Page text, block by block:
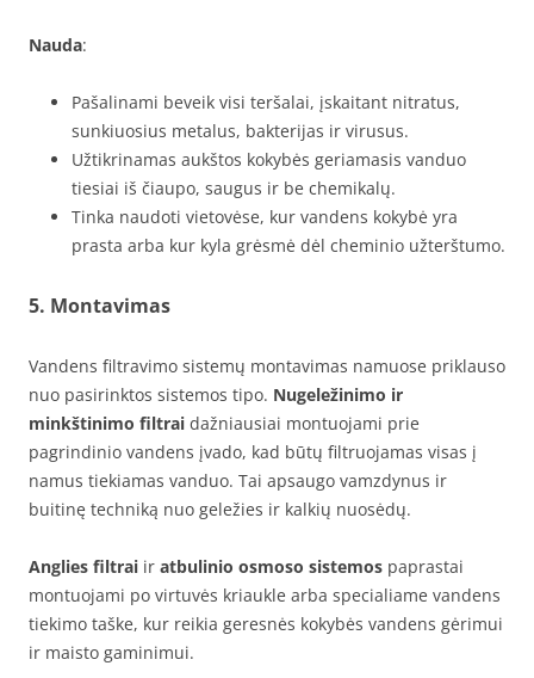
Nauda:
Pašalinami beveik visi teršalai, įskaitant nitratus,
sunkiuosius metalus, bakterijas ir virusus.
Užtikrinamas aukštos kokybės geriamasis vanduo
tiesiai iš čiaupo, saugus ir be chemikalų.
Tinka naudoti vietovėse, kur vandens kokybė yra
prasta arba kur kyla grėsmė dėl cheminio užterštumo.
5. Montavimas
Vandens filtravimo sistemų montavimas namuose priklauso
nuo pasirinktos sistemos tipo. Nugeležinimo ir
minkštinimo filtrai dažniausiai montuojami prie
pagrindinio vandens įvado, kad būtų filtruojamas visas į
namus tiekiamas vanduo. Tai apsaugo vamzdynus ir
buitinę techniką nuo geležies ir kalkių nuosėdų.
Anglies filtrai ir atbulinio osmoso sistemos paprastai
montuojami po virtuvės kriaukle arba specialiame vandens
tiekimo taške, kur reikia geresnės kokybės vandens gėrimui
ir maisto gaminimui.